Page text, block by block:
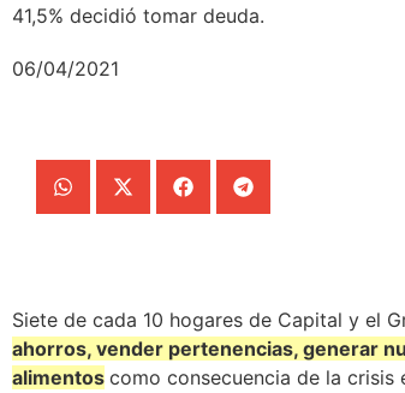
41,5% decidió tomar deuda.
06/04/2021
Siete de cada 10 hogares de Capital y el
ahorros, vender pertenencias, generar
alimentos como consecuencia de la crisis